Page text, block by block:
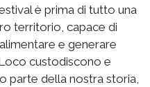
è prima di tutto una
territorio, capace di
e generare
custodiscono e
parte della nostra storia,